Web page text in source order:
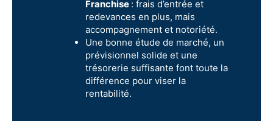
Franchise : frais d’entrée et
redevances en plus, mais
accompagnement et notoriété.
Une bonne étude de marché, un
prévisionnel solide et une
trésorerie suffisante font toute la
différence pour viser la
rentabilité.